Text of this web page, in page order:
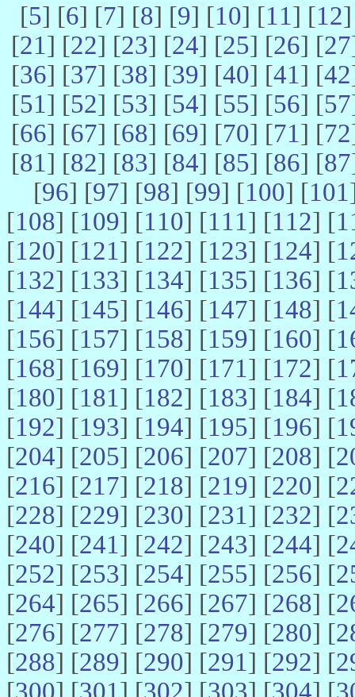
[5] [6] [7] [8] [9] [10] [11] [12
[21] [22] [23] [24] [25] [26] [27
[36] [37] [38] [39] [40] [41] [42
[51] [52] [53] [54] [55] [56] [57
[66] [67] [68] [69] [70] [71] [72
[81] [82] [83] [84] [85] [86] [87
[96] [97] [98] [99] [100] [101
[108] [109] [110] [111] [112] [
[120] [121] [122] [123] [124] [
[132] [133] [134] [135] [136] [
[144] [145] [146] [147] [148] [
[156] [157] [158] [159] [160] [
[168] [169] [170] [171] [172] [
[180] [181] [182] [183] [184] [
[192] [193] [194] [195] [196] [
[204] [205] [206] [207] [208] [
[216] [217] [218] [219] [220] [
[228] [229] [230] [231] [232] [
[240] [241] [242] [243] [244] [
[252] [253] [254] [255] [256] [
[264] [265] [266] [267] [268] [
[276] [277] [278] [279] [280] [
[288] [289] [290] [291] [292] [
[300] [301] [302] [303] [304] [